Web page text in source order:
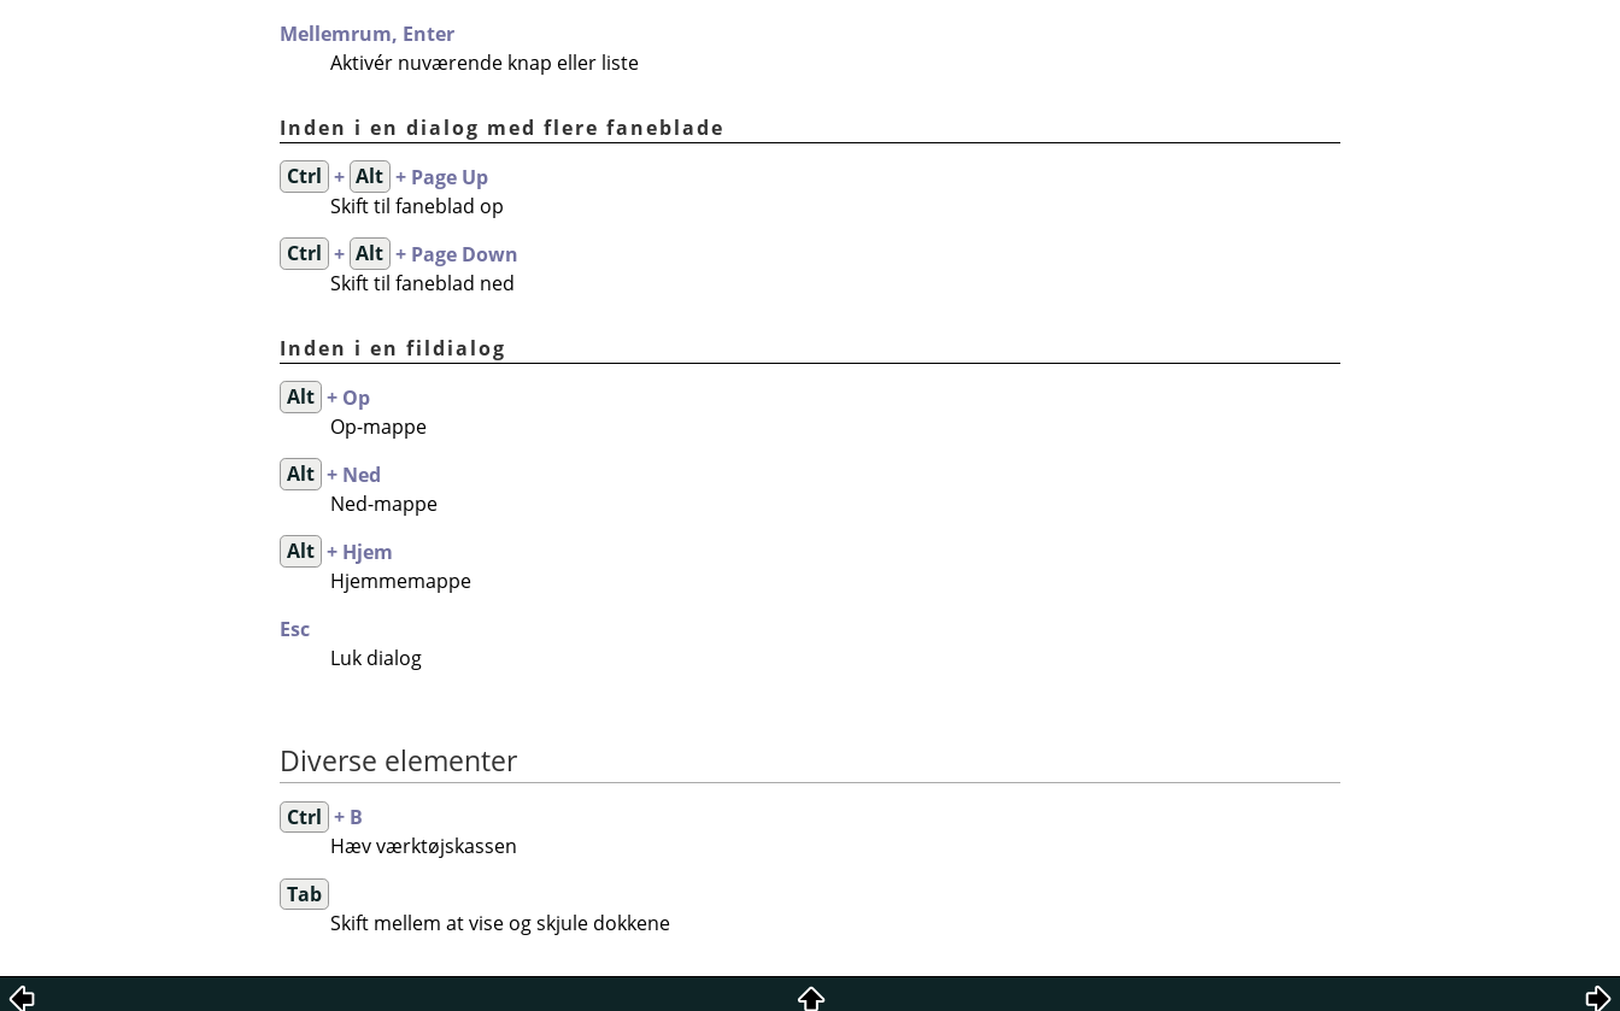
Mellemrum, Enter
Aktivér nuværende knap eller liste
Inden i en dialog med flere faneblade
Ctrl + Alt + Page Up
Skift til faneblad op
Ctrl + Alt + Page Down
Skift til faneblad ned
Inden i en fildialog
Alt + Op
Op-mappe
Alt + Ned
Ned-mappe
Alt + Hjem
Hjemmemappe
Esc
Luk dialog
Diverse elementer
Ctrl + B
Hæv værktøjskassen
Tab
Skift mellem at vise og skjule dokkene